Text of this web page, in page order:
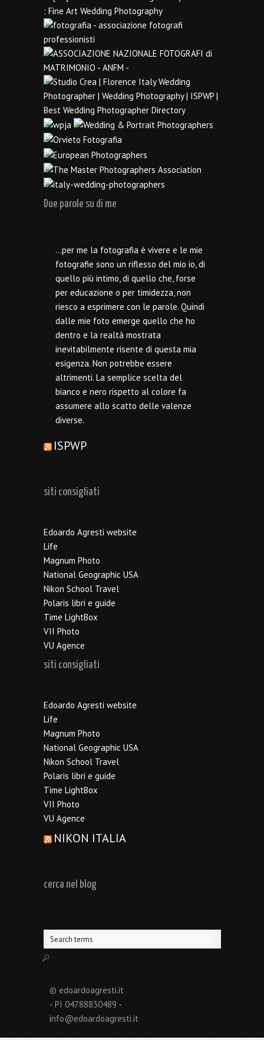
Due parole su di me
…per me la fotografia è vivere e le mie
fotografie sono un riflesso del mio io, di
quello più intimo, di quello che, forse
per educazione o per timidezza, non
riesco a esprimere con le parole. Quindi
dalle mie foto emerge quello che ho
dentro e la realtà mostrata
inevitabilmente risente di questa mia
esigenza. Non potrebbe essere
altrimenti. La semplice scelta del
bianco e nero rispetto al colore fa
assumere allo scatto delle valenze
diverse.
ISPWP
siti consigliati
Edoardo Agresti website
Life
Magnum Photo
National Geographic USA
Nikon School Travel
Polaris libri e guide
Time LightBox
VII Photo
VU Agence
siti consigliati
Edoardo Agresti website
Life
Magnum Photo
National Geographic USA
Nikon School Travel
Polaris libri e guide
Time LightBox
VII Photo
VU Agence
NIKON ITALIA
cerca nel blog
© edoardoagresti.it
- PI 04788830489 -
info@edoardoagresti.it